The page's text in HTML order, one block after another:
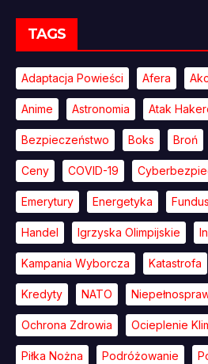
TAGS
Adaptacja Powieści Afera
Anime Astronomia Atak
Bezpieczeństwo Boks Broń
Ceny COVID-19
Emerytury Energetyka
Handel Igrzyska Olimpijskie
Kampania Wyborcza Katastrofa
Kredyty NATO
Ochrona Zdrowia Ocieplenie
Piłka Nożna Podróżowanie